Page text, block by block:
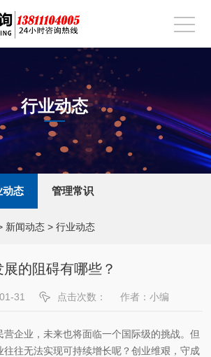
行业动态
动态 管理常识
新闻动态 > 行业动态
的阻碍有哪些？
31 点击次数： 作者：小编
营企业，未来也将面临一个国际级的挑战。但
往往无法实现可持续增长呢？创业维艰，守成